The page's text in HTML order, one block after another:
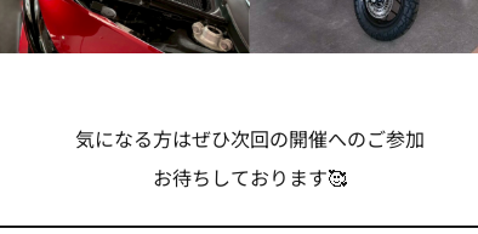
気になる方はぜひ次回の開催へのご参加
お待ちしております🥰